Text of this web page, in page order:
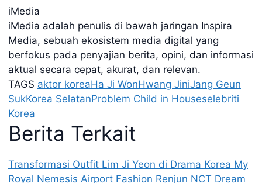
iMedia
iMedia adalah penulis di bawah jaringan Inspira
Media, sebuah ekosistem media digital yang
berfokus pada penyajian berita, opini, dan informasi
aktual secara cepat, akurat, dan relevan.
TAGS aktor koreaHa Ji WonHwang JiniJang Geun
SukKorea SelatanProblem Child in Houseselebriti
Korea
Berita Terkait
Transformasi Outfit Lim Ji Yeon di Drama Korea My
Royal Nemesis Airport Fashion Renjun NCT Dream